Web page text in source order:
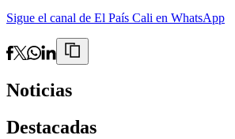
Sigue el canal de El País Cali en WhatsApp
Noticias
Destacadas